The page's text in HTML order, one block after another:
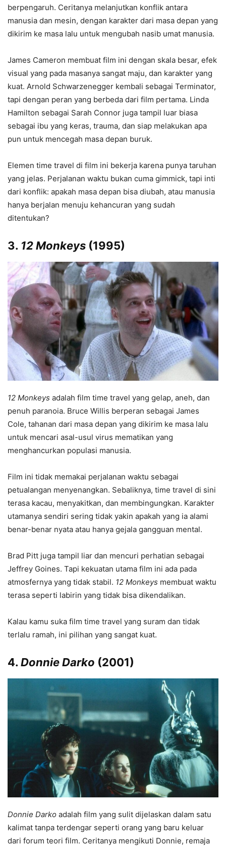
berpengaruh. Ceritanya melanjutkan konflik antara
manusia dan mesin, dengan karakter dari masa depan yang
dikirim ke masa lalu untuk mengubah nasib umat manusia.
James Cameron membuat film ini dengan skala besar, efek
visual yang pada masanya sangat maju, dan karakter yang
kuat. Arnold Schwarzenegger kembali sebagai Terminator,
tapi dengan peran yang berbeda dari film pertama. Linda
Hamilton sebagai Sarah Connor juga tampil luar biasa
sebagai ibu yang keras, trauma, dan siap melakukan apa
pun untuk mencegah masa depan buruk.
Elemen time travel di film ini bekerja karena punya taruhan
yang jelas. Perjalanan waktu bukan cuma gimmick, tapi inti
dari konflik: apakah masa depan bisa diubah, atau manusia
hanya berjalan menuju kehancuran yang sudah
ditentukan?
3. 12 Monkeys (1995)
12 Monkeys adalah film time travel yang gelap, aneh, dan
penuh paranoia. Bruce Willis berperan sebagai James
Cole, tahanan dari masa depan yang dikirim ke masa lalu
untuk mencari asal-usul virus mematikan yang
menghancurkan populasi manusia.
Film ini tidak memakai perjalanan waktu sebagai
petualangan menyenangkan. Sebaliknya, time travel di sini
terasa kacau, menyakitkan, dan membingungkan. Karakter
utamanya sendiri sering tidak yakin apakah yang ia alami
benar-benar nyata atau hanya gejala gangguan mental.
Brad Pitt juga tampil liar dan mencuri perhatian sebagai
Jeffrey Goines. Tapi kekuatan utama film ini ada pada
atmosfernya yang tidak stabil. 12 Monkeys membuat waktu
terasa seperti labirin yang tidak bisa dikendalikan.
Kalau kamu suka film time travel yang suram dan tidak
terlalu ramah, ini pilihan yang sangat kuat.
4. Donnie Darko (2001)
Donnie Darko adalah film yang sulit dijelaskan dalam satu
kalimat tanpa terdengar seperti orang yang baru keluar
dari forum teori film. Ceritanya mengikuti Donnie, remaja